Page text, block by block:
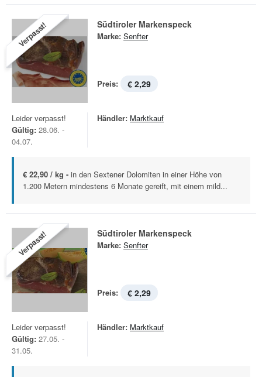
Verpasst! Südtiroler Markenspeck
Marke: Senfter
Preis: € 2,29
Leider verpasst!
Gültig: 28.06. -
04.07.
Händler: Marktkauf
€ 22,90 / kg - in den Sextener Dolomiten in einer Höhe von
1.200 Metern mindestens 6 Monate gereift, mit einem mild...
Verpasst! Südtiroler Markenspeck
Marke: Senfter
Preis: € 2,29
Leider verpasst!
Gültig: 27.05. -
31.05.
Händler: Marktkauf